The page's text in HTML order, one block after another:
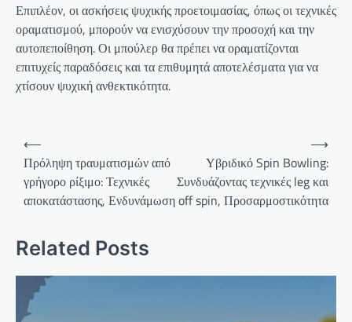
Επιπλέον, οι ασκήσεις ψυχικής προετοιμασίας, όπως οι τεχνικές
οραματισμού, μπορούν να ενισχύσουν την προσοχή και την
αυτοπεποίθηση. Οι μπούλερ θα πρέπει να οραματίζονται
επιτυχείς παραδόσεις και τα επιθυμητά αποτελέσματα για να
χτίσουν ψυχική ανθεκτικότητα.
Post
navigation
⟵
Πρόληψη τραυματισμών από
γρήγορο ρίξιμο: Τεχνικές
αποκατάστασης, Ενδυνάμωση
Υβριδικό Spin Bowling:
Συνδυάζοντας τεχνικές leg και
off spin, Προσαρμοστικότητα
⟶
Related Posts